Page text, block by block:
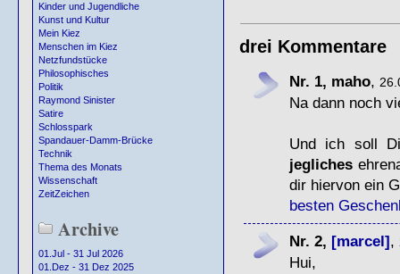
Kinder und Jugendliche
Kunst und Kultur
Mein Kiez
Menschen im Kiez
Netzfundstücke
Philosophisches
Politik
Raymond Sinister
Satire
Schlosspark
Spandauer-Damm-Brücke
Technik
Thema des Monats
Wissenschaft
ZeitZeichen
Archive
01.Jul - 31 Jul 2026
01.Dez - 31 Dez 2025
drei Kommentare
Nr. 1, maho,
Na dann noch
Und ich soll
jegliches
dir hiervon ein
besten
Nr. 2, [marcel],
Hui,